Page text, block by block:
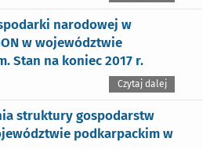
narodowej w
w województwie
Stan na koniec 2017 r.
Czytaj dalej
struktury gospodarstw
podkarpackim w